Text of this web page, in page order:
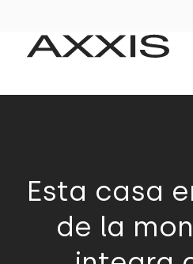
Esta casa
de la